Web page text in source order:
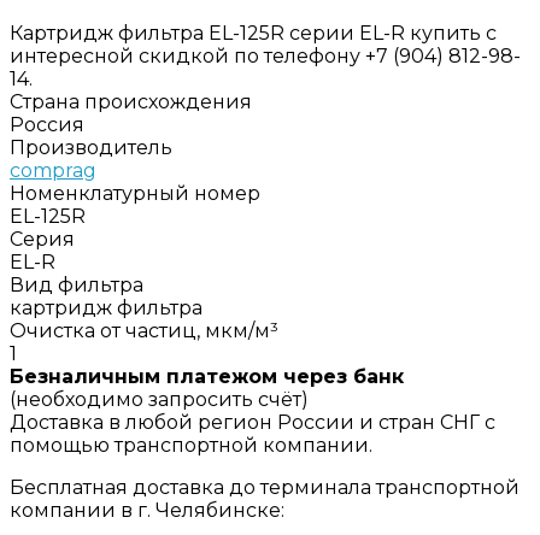
Картридж фильтра EL-125R серии EL-R купить с
интересной скидкой по телефону +7 (904) 812-98-
14.
Страна происхождения
Россия
Производитель
comprag
Номенклатурный номер
EL-125R
Серия
EL-R
Вид фильтра
картридж фильтра
Очистка от частиц, мкм/м³
1
Безналичным платежом через банк
(необходимо запросить счёт)
Доставка в любой регион России и стран СНГ с
помощью транспортной компании.
Бесплатная доставка до терминала транспортной
компании в г. Челябинске: